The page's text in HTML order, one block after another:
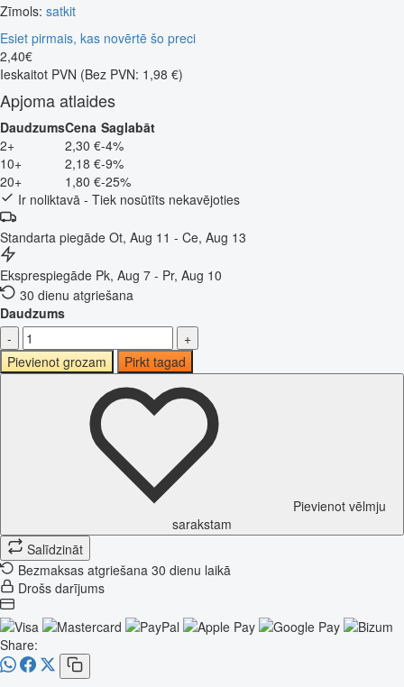
Zīmols: satkit
Esiet pirmais, kas novērtē šo preci
2,40€
Ieskaitot PVN (Bez PVN: 1,98 €)
Apjoma atlaides
DaudzumsCena Saglabāt
2+
2,30 €-4%
10+
2,18 €-9%
20+
1,80 €-25%
Ir noliktavā - Tiek nosūtīts nekavējoties
Standarta piegāde Ot, Aug 11 - Ce, Aug 13
Eksprespiegāde Pk, Aug 7 - Pr, Aug 10
30 dienu atgriešana
Daudzums
-
+
Pievienot grozam
Pirkt tagad
Pievienot vēlmju
sarakstam
Salīdzināt
Bezmaksas atgriešana 30 dienu laikā
Drošs darījums
Share: